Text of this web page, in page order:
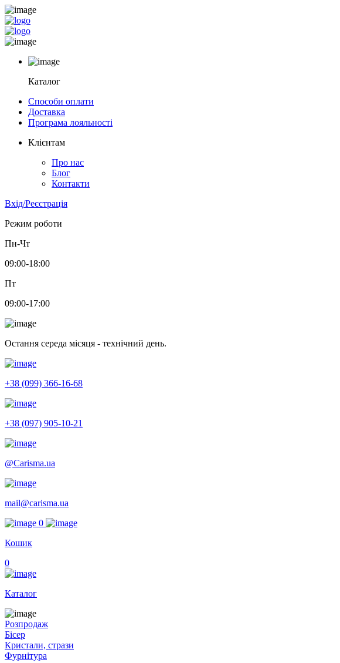
Каталог
Способи оплати
Доставка
Програма лояльності
Клієнтам
Про нас
Блог
Контакти
Вхід/Реєстрація
Режим роботи
Пн-Чт
09:00-18:00
Пт
09:00-17:00
Остання середа місяця - технічний день.
+38 (099) 366-16-68
+38 (097) 905-10-21
@Carisma.ua
mail@carisma.ua
0
Кошик
0
Каталог
Розпродаж
Бісер
Кристали, стрази
Фурнітура